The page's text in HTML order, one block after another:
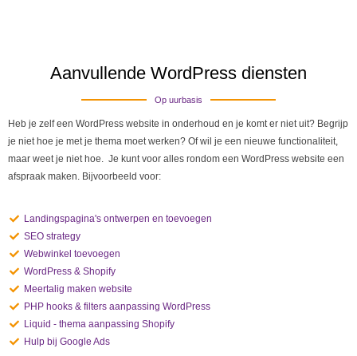
Aanvullende WordPress diensten
Op uurbasis
Heb je zelf een WordPress website in onderhoud en je komt er niet uit? Begrijp
je niet hoe je met je thema moet werken? Of wil je een nieuwe functionaliteit,
maar weet je niet hoe. Je kunt voor alles rondom een WordPress website een
afspraak maken. Bijvoorbeeld voor:
Landingspagina's ontwerpen en toevoegen
SEO strategy
Webwinkel toevoegen
WordPress & Shopify
Meertalig maken website
PHP hooks & filters aanpassing WordPress
Liquid - thema aanpassing Shopify
Hulp bij Google Ads